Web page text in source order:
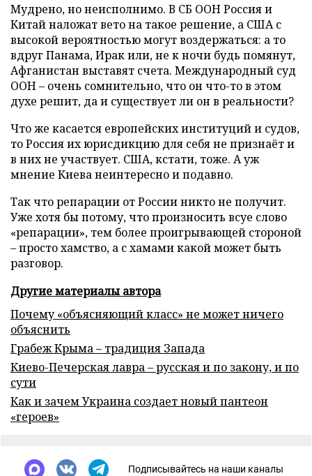
Мудрено, но неисполнимо. В СБ ООН Россия и
Китай наложат вето на такое решение, а США с
высокой вероятностью могут воздержаться: а то
вдруг Панама, Ирак или, не к ночи будь помянут,
Афганистан выставят счета. Международный суд
ООН – очень сомнительно, что он что-то в этом
духе решит, да и существует ли он в реальности?
Что же касается европейских институций и судов,
то Россия их юрисдикцию для себя не признаёт и
в них не участвует. США, кстати, тоже. А уж
мнение Киева неинтересно и подавно.
Так что репарации от России никто не получит.
Уже хотя бы потому, что произносить всуе слово
«репарации», тем более проигрывающей стороной
– просто хамство, а с хамами какой может быть
разговор.
Другие материалы автора
Почему «объясняющий класс» не может ничего
объяснить
Грабеж Крыма – традиция Запада
Киево-Печерская лавра – русская и по закону, и по
сути
Как и зачем Украина создает новый пантеон
«героев»
Подписывайтесь на наши каналы